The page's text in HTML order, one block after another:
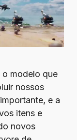
modelo que
nossos
e a
itens e
novos